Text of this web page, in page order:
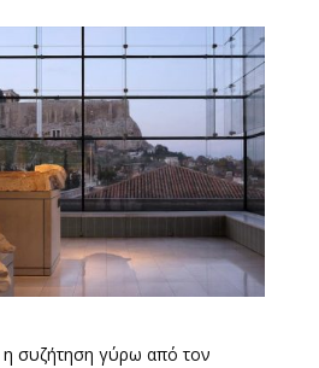
η συζήτηση γύρω από τον